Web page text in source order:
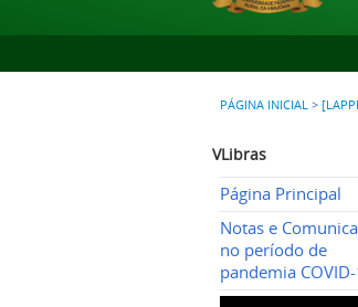
PÁGINA INICIAL >
VLibras
Página Principal
Notas e
no período de
pandemia